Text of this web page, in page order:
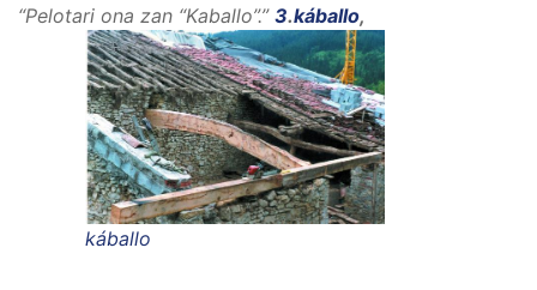
“Pelotari ona zan “Kaballo”.”
káballo
3.káballo,